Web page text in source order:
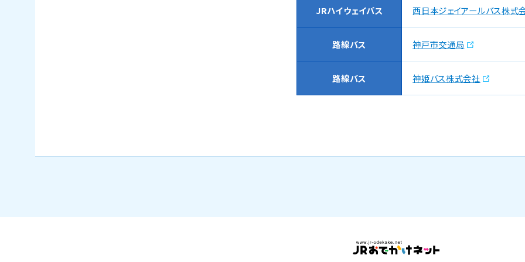
JRハイウェイバス 西日本ジェイアールバス株式
路線バス 神戸市交通局
路線バス 神姫バス株式会社